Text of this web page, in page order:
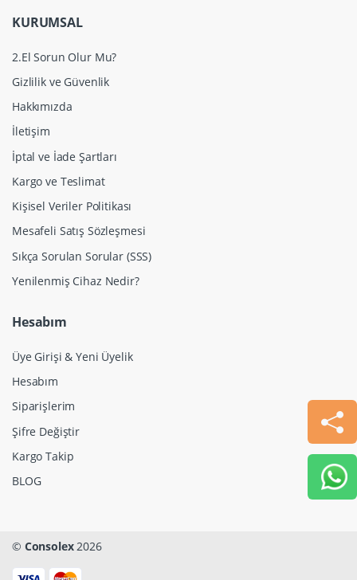
KURUMSAL
2.El Sorun Olur Mu?
Gizlilik ve Güvenlik
Hakkımızda
İletişim
İptal ve İade Şartları
Kargo ve Teslimat
Kişisel Veriler Politikası
Mesafeli Satış Sözleşmesi
Sıkça Sorulan Sorular (SSS)
Yenilenmiş Cihaz Nedir?
Hesabım
Üye Girişi & Yeni Üyelik
Hesabım
Siparişlerim
Şifre Değiştir
Kargo Takip
BLOG
© Consolex2026